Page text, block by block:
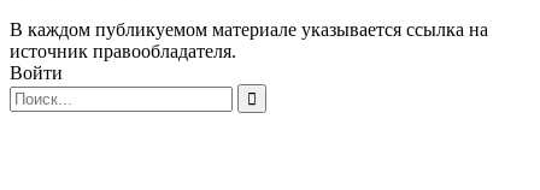
В каждом публикуемом материале указывается ссылка на
источник правообладателя.
Войти